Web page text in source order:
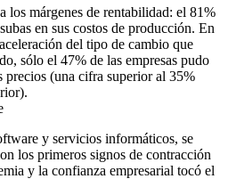
los márgenes de rentabilidad: el 81%
en sus costos de producción. En
del tipo de cambio que
sólo el 47% de las empresas pudo
precios (una cifra superior al 35%
y servicios informáticos, se
los primeros signos de contracción
y la confianza empresarial tocó el